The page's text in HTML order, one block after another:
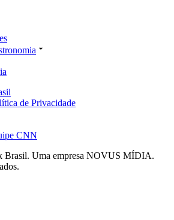
de Privacidade
CNN
Brasil. Uma empresa NOVUS MÍDIA.